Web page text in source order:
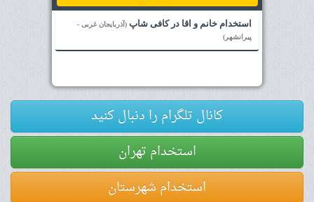
استخدام خانم و اقا در کافی شاپ (آذربایجان غربی -
پیرانشهر)
کانال تلگرام را دنبال کنید
استخدام تهران
استخدام شهرستان